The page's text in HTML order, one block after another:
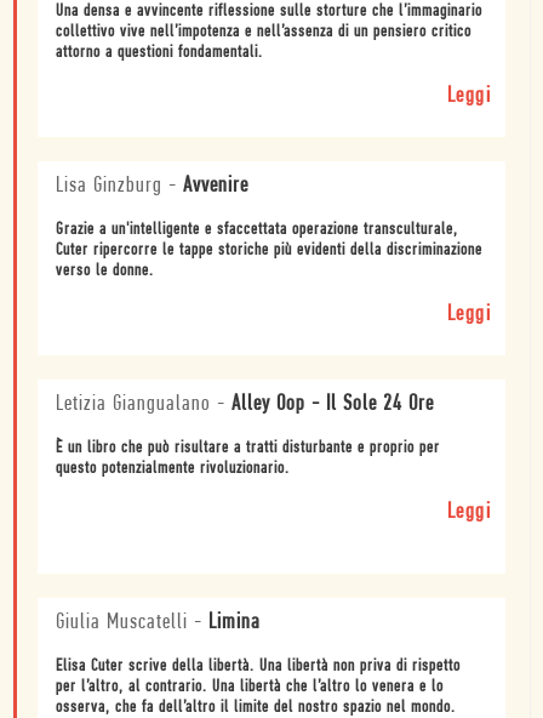
Una densa e avvincente riflessione sulle storture che l’immaginario
collettivo vive nell’impotenza e nell’assenza di un pensiero critico
attorno a questioni fondamentali.
Leggi
Lisa Ginzburg - Avvenire
Grazie a un'intelligente e sfaccettata operazione transculturale,
Cuter ripercorre le tappe storiche più evidenti della discriminazione
verso le donne.
Leggi
Letizia Giangualano - Alley Oop - Il Sole 24 Ore
È un libro che può risultare a tratti disturbante e proprio per
questo potenzialmente rivoluzionario.
Leggi
Giulia Muscatelli - Limina
Elisa Cuter scrive della libertà. Una libertà non priva di rispetto
per l’altro, al contrario. Una libertà che l’altro lo venera e lo
osserva, che fa dell’altro il limite del nostro spazio nel mondo.